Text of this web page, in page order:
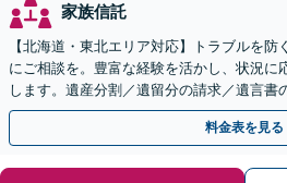
家族信託
【北海道・東北エリア対応】トラブルを
にご相談を。豊富な経験を活かし、状況に
します。遺産分割／遺留分の請求／遺言書
無料】【オンライン相談可能】
料金表を見る